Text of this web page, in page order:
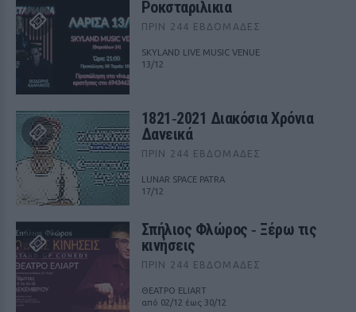
Ροκσταριλικια
ΠΡΙΝ 244 ΕΒΔΟΜΆΔΕΣ
SKYLAND LIVE MUSIC VENUE
13/12
1821‑2021 Διακόσια Χρόνια
Δανεικά
ΠΡΙΝ 244 ΕΒΔΟΜΆΔΕΣ
LUNAR SPACE PATRA
17/12
Σπήλιος Φλώρος ‑ Ξέρω τις
κινήσεις
ΠΡΙΝ 244 ΕΒΔΟΜΆΔΕΣ
ΘΕΑΤΡΟ ELIART
από 02/12 έως 30/12